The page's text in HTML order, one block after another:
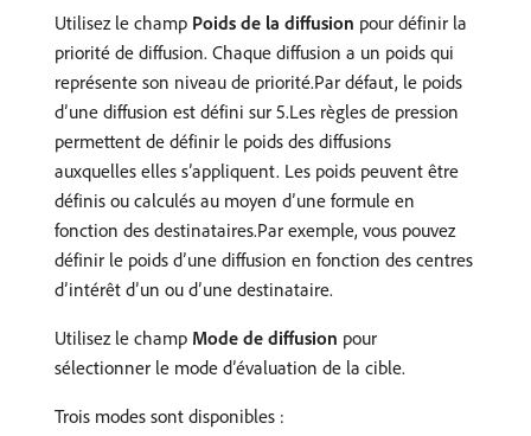
Utilisez le champ Poids de la diffusion pour définir la
priorité de diffusion. Chaque diffusion a un poids qui
représente son niveau de priorité.Par défaut, le poids
d’une diffusion est défini sur 5.Les règles de pression
permettent de définir le poids des diffusions
auxquelles elles s’appliquent. Les poids peuvent être
définis ou calculés au moyen d’une formule en
fonction des destinataires.Par exemple, vous pouvez
définir le poids d’une diffusion en fonction des centres
d’intérêt d’un ou d’une destinataire.
Utilisez le champ Mode de diffusion pour
sélectionner le mode d’évaluation de la cible.
Trois modes sont disponibles :